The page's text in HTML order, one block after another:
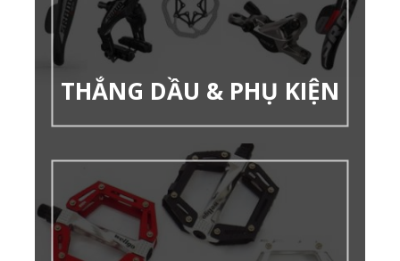
THẮNG DẦU & PHỤ KIỆN